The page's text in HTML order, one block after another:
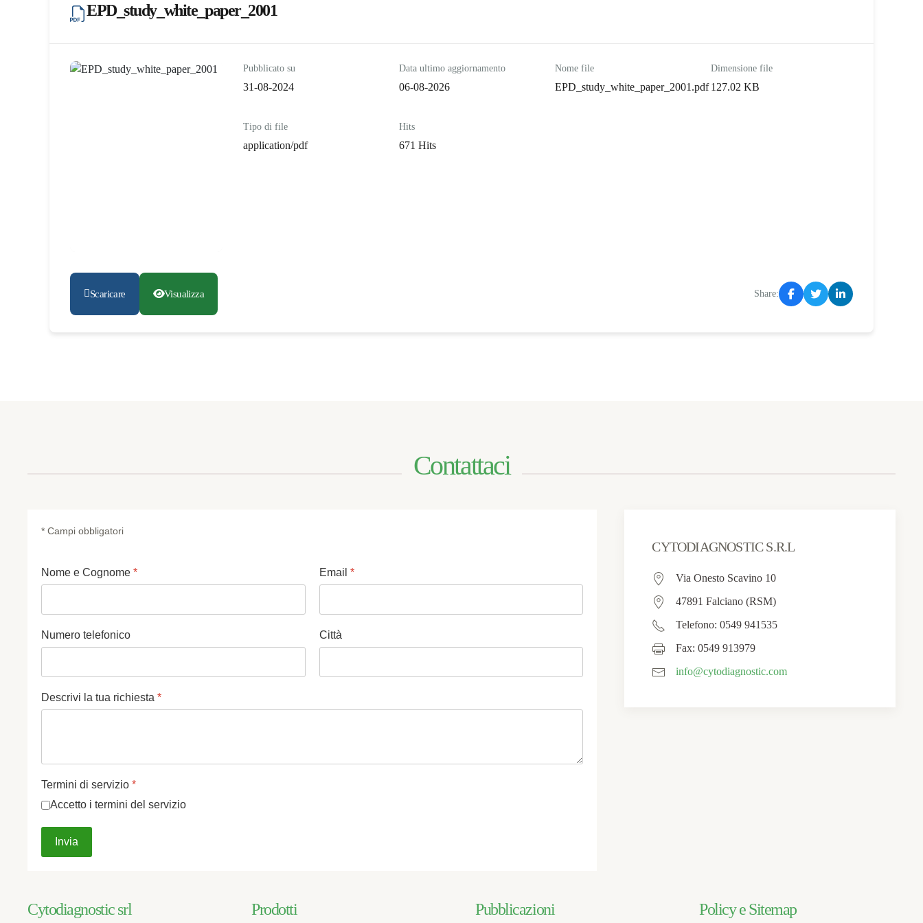
EPD_study_white_paper_2001
Pubblicato su
31-08-2024
Data ultimo aggiornamento
06-08-2026
Nome file
EPD_study_white_paper_2001.pdf
Dimensione file
127.02 KB
Tipo di file
application/pdf
Hits
671 Hits
Scaricare Visualizza Share:
Contattaci
* Campi obbligatori
Nome e Cognome * Email *
Numero telefonico Città
Descrivi la tua richiesta *
Termini di servizio *
Accetto i termini del servizio
Invia
CYTODIAGNOSTIC S.R.L
Via Onesto Scavino 10
47891 Falciano (RSM)
Telefono: 0549 941535
Fax: 0549 913979
info@cytodiagnostic.com
Cytodiagnostic srl Prodotti Pubblicazioni Policy e Sitemap